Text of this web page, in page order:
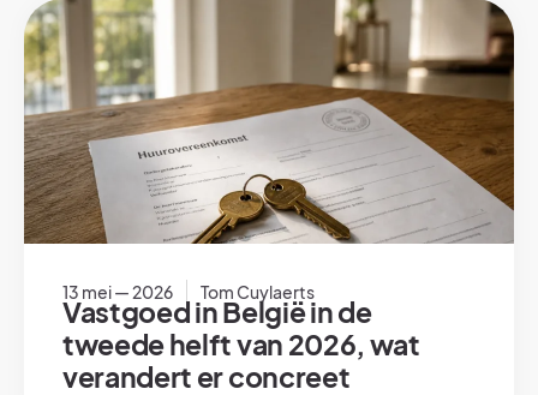
13 mei — 2026 Tom Cuylaerts
Vastgoed in België in de
tweede helft van 2026, wat
verandert er concreet